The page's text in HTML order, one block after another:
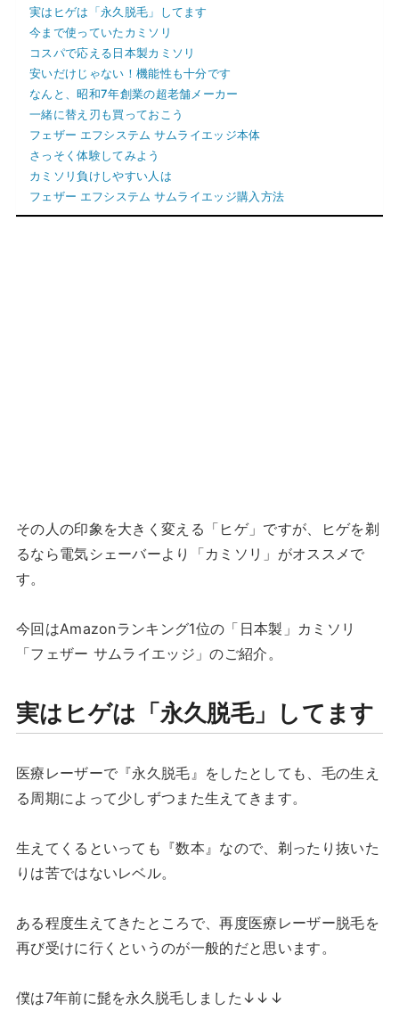
実はヒゲは「永久脱毛」してます
今まで使っていたカミソリ
コスパで応える日本製カミソリ
安いだけじゃない！機能性も十分です
なんと、昭和7年創業の超老舗メーカー
一緒に替え刃も買っておこう
フェザー エフシステム サムライエッジ本体
さっそく体験してみよう
カミソリ負けしやすい人は
フェザー エフシステム サムライエッジ購入方法
その人の印象を大きく変える「ヒゲ」ですが、ヒゲを剃
るなら電気シェーバーより「カミソリ」がオススメで
す。
今回はAmazonランキング1位の「日本製」カミソリ
「フェザー サムライエッジ」のご紹介。
実はヒゲは「永久脱毛」してます
医療レーザーで『永久脱毛』をしたとしても、毛の生え
る周期によって少しずつまた生えてきます。
生えてくるといっても『数本』なので、剃ったり抜いた
りは苦ではないレベル。
ある程度生えてきたところで、再度医療レーザー脱毛を
再び受けに行くというのが一般的だと思います。
僕は7年前に髭を永久脱毛しました↓↓↓